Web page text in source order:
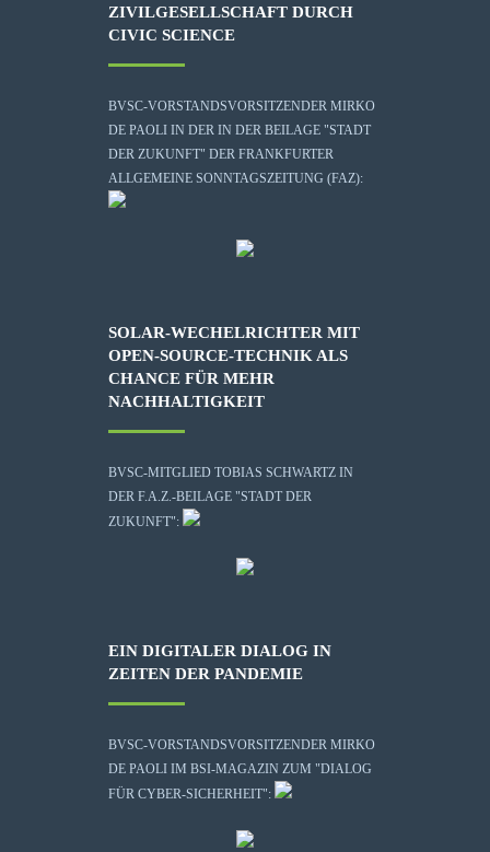
ZIVILGESELLSCHAFT DURCH
CIVIC SCIENCE
BVSC-VORSTANDSVORSITZENDER MIRKO
DE PAOLI IN DER IN DER BEILAGE "STADT
DER ZUKUNFT" DER FRANKFURTER
ALLGEMEINE SONNTAGSZEITUNG (FAZ):
SOLAR-WECHELRICHTER MIT
OPEN-SOURCE-TECHNIK ALS
CHANCE FÜR MEHR
NACHHALTIGKEIT
BVSC-MITGLIED TOBIAS SCHWARTZ IN
DER F.A.Z.-BEILAGE "STADT DER
ZUKUNFT":
EIN DIGITALER DIALOG IN
ZEITEN DER PANDEMIE
BVSC-VORSTANDSVORSITZENDER MIRKO
DE PAOLI IM BSI-MAGAZIN ZUM "DIALOG
FÜR CYBER-SICHERHEIT":